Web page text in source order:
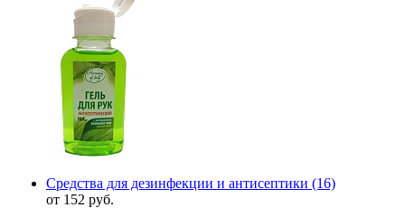
Средства для дезинфекции и антисептики (16)
от 152 руб.